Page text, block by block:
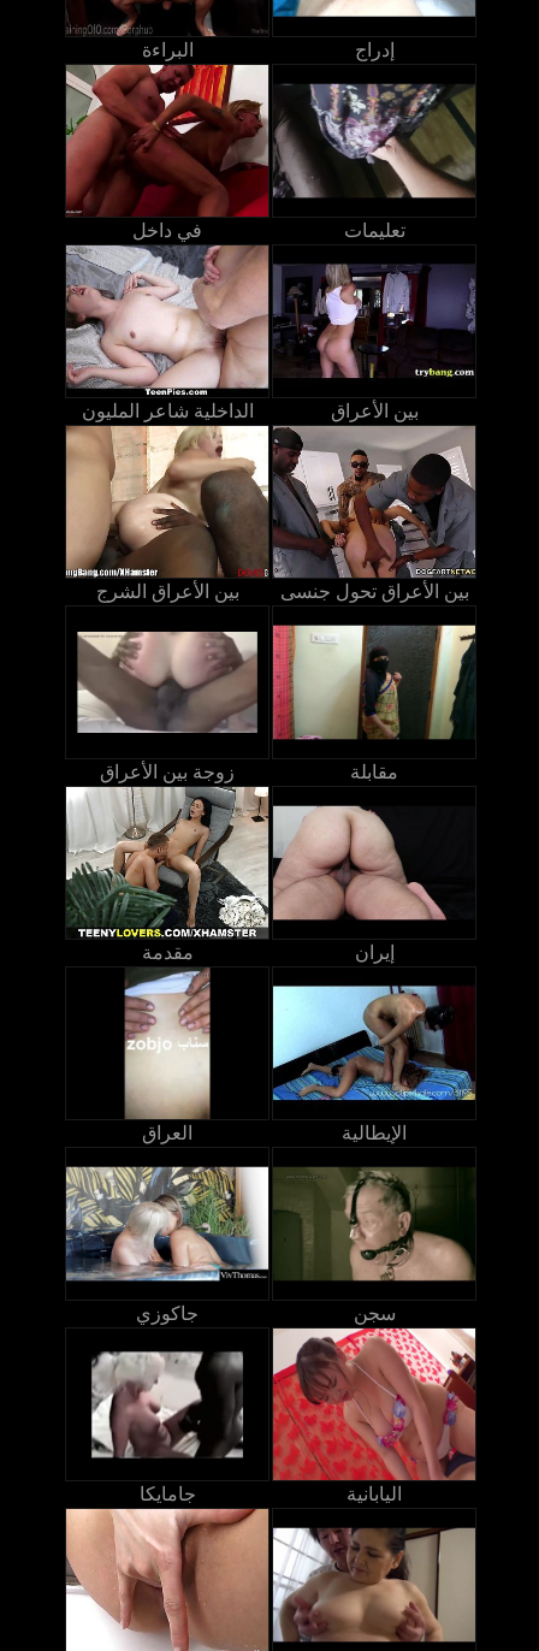
البراءة إدراج
في داخل تعليمات
الداخلية شاعر المليون بين الأعراق
بين الأعراق الشرج بين الأعراق تحول جنسى
زوجة بين الأعراق مقابلة
مقدمة إيران
العراق الإيطالية
جاكوزي سجن
جامايكا اليابانية